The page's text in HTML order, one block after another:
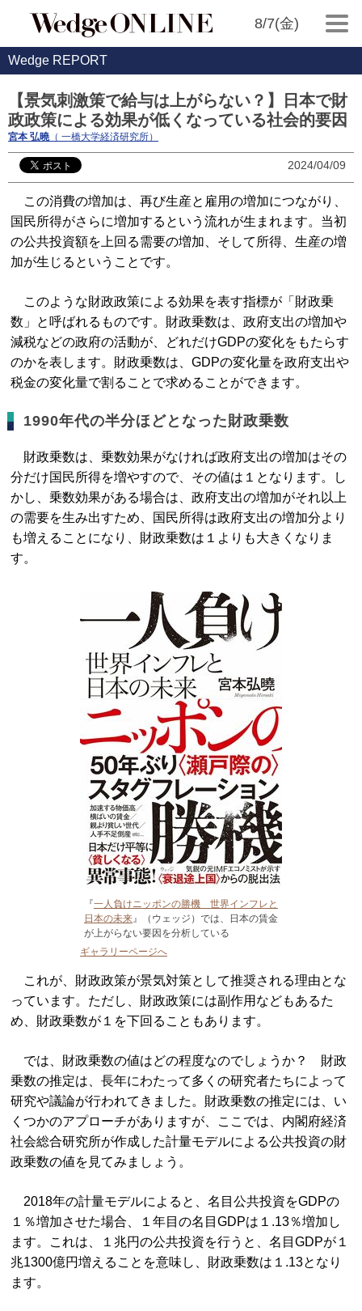
8/7(金)
Wedge REPORT
【景気刺激策で給与は上がらない？】日本で財
政政策による効果が低くなっている社会的要因
宮本 弘曉（ 一橋大学経済研究所）
2024/04/09
この消費の増加は、再び生産と雇用の増加につながり、
国民所得がさらに増加するという流れが生まれます。当初
の公共投資額を上回る需要の増加、そして所得、生産の増
加が生じるということです。
このような財政政策による効果を表す指標が「財政乗
数」と呼ばれるものです。財政乗数は、政府支出の増加や
減税などの政府の活動が、どれだけGDPの変化をもたらす
のかを表します。財政乗数は、GDPの変化量を政府支出や
税金の変化量で割ることで求めることができます。
1990年代の半分ほどとなった財政乗数
財政乗数は、乗数効果がなければ政府支出の増加はその
分だけ国民所得を増やすので、その値は１となります。し
かし、乗数効果がある場合は、政府支出の増加がそれ以上
の需要を生み出すため、国民所得は政府支出の増加分より
も増えることになり、財政乗数は１よりも大きくなりま
す。
『一人負けニッポンの勝機 世界インフレと
日本の未来』（ウェッジ）では、日本の賃金
が上がらない要因を分析している
ギャラリーページへ
これが、財政政策が景気対策として推奨される理由とな
っています。ただし、財政政策には副作用などもあるた
め、財政乗数が１を下回ることもあります。
では、財政乗数の値はどの程度なのでしょうか？ 財政
乗数の推定は、長年にわたって多くの研究者たちによって
研究や議論が行われてきました。財政乗数の推定には、い
くつかのアプローチがありますが、ここでは、内閣府経済
社会総合研究所が作成した計量モデルによる公共投資の財
政乗数の値を見てみましょう。
2018年の計量モデルによると、名目公共投資をGDPの
１％増加させた場合、１年目の名目GDPは１.13％増加し
ます。これは、１兆円の公共投資を行うと、名目GDPが１
兆1300億円増えることを意味し、財政乗数は１.13となり
ます。